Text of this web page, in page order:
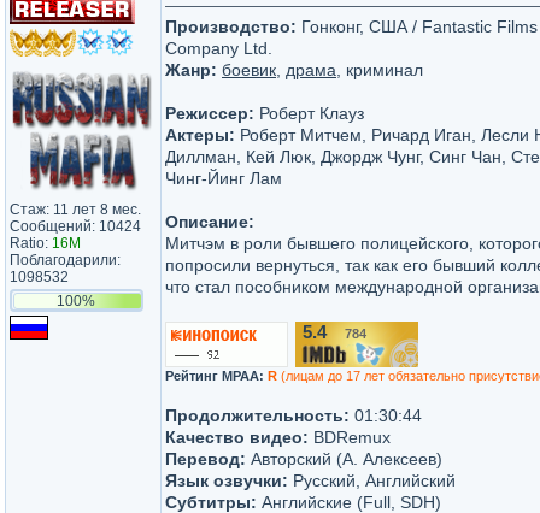
Стаж: 11 лет 8 мес.
Сообщений: 10424
Ratio: 16M
Поблагодарили:
1098532
100%
Производство: Гонконг, США / Fantastic
Company Ltd.
Жанр: боевик драма , криминал
Режиссер: Роберт Клауз
Актеры: Роберт Митчем, Ричард Иган, Лесли
Диллман, Кей Люк, Джордж Чунг, Синг Чан,
Чинг-Йинг Лам
Описание:
Митчэм в роли бывшего полицейского,
попросили вернуться, так как его бывший
что стал пособником международной
5.4/10 784
Рейтинг MPAA: R (лицам до 17 лет обязательно
Продолжительность: 01:30:44
Качество видео: BDRemux
Перевод: Авторский (А. Алексеев)
Язык озвучки: Русский, Английский
Субтитры: Английские (Full, SDH)